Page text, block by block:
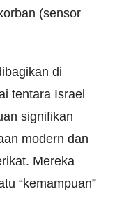
(sensor
di
tentara Israel
signifikan
modern dan
Mereka
“kemampuan”